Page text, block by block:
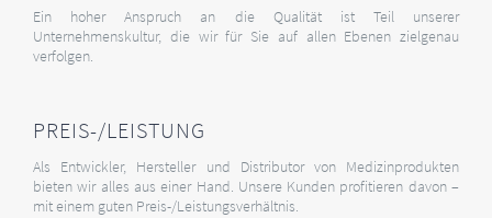
Ein hoher Anspruch an die Qualität ist Teil unserer
Unternehmenskultur, die wir für Sie auf allen Ebenen zielgenau
verfolgen.
PREIS-/LEISTUNG
Als Entwickler, Hersteller und Distributor von Medizinprodukten
bieten wir alles aus einer Hand. Unsere Kunden profitieren davon –
mit einem guten Preis-/Leistungsverhältnis.